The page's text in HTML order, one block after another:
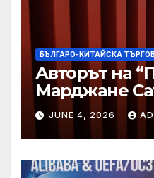
БЪЛГАРО-КИТАЙСКА
Авторът на
Марджане
“от тъга” на
JUNE 4, 2026